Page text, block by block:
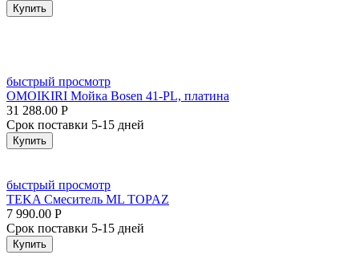
Купить
быстрый просмотр
OMOIKIRI Мойка Bosen 41-PL, платина
31 288.00 Р
Срок поставки 5-15 дней
Купить
быстрый просмотр
TEKA Смеситель ML TOPAZ
7 990.00 Р
Срок поставки 5-15 дней
Купить